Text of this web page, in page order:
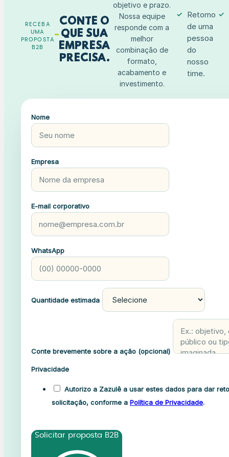
RECEBA
UMA
PROPOSTA
B2B
Conte o
que sua
empresa
precisa.
objetivo e prazo.
Nossa equipe
responde com a
melhor
combinação de
formato,
acabamento e
investimento.
✓
Retorno
de uma
pessoa
do
nosso
time.
✓
Nome
Empresa
E-mail corporativo
WhatsApp
Quantidade estimada
Conte brevemente sobre a ação (opcional)
Privacidade
Autorizo a Zazulê a usar estes dados para dar
solicitação, conforme a Política de Privacidade.
Solicitar proposta B2B